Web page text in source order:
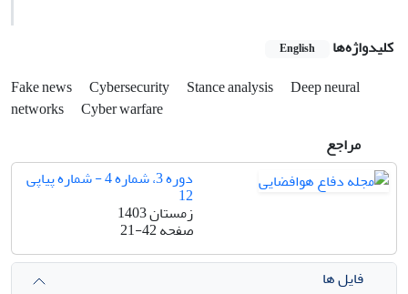
کلیدواژه‌ها English
Fake news Cybersecurity Stance analysis
Deep neural
networks
Cyber warfare
مراجع
دوره 3، شماره 4 - شماره پیاپی
12
زمستان 1403
صفحه21-42
فایل ها